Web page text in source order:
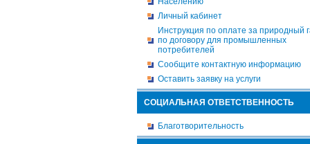
Личный кабинет
Инструкция по оплате за природный
по договору для промышленных
потребителей
Сообщите контактную информацию
Оставить заявку на услуги
СОЦИАЛЬНАЯ ОТВЕТСТВЕННОСТЬ
Благотворительность